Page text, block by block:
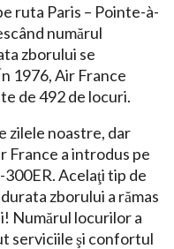
ruta Paris – Pointe-à-
numărul
zborului se
1976, Air France
de 492 de locuri.
zilele noastre, dar
France a introdus pe
Acelaţi tip de
zborului a rămas
Numărul locurilor a
serviciile şi confortul